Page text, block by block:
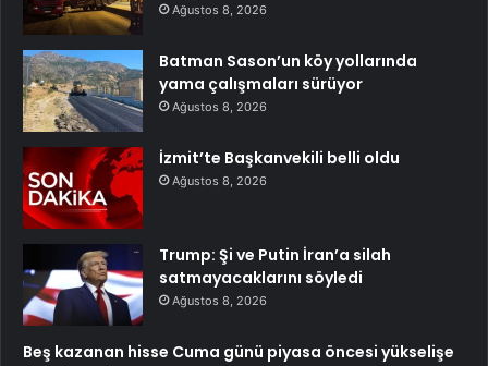
Ağustos 8, 2026
Batman Sason’un köy yollarında
yama çalışmaları sürüyor
Ağustos 8, 2026
İzmit’te Başkanvekili belli oldu
Ağustos 8, 2026
Trump: Şi ve Putin İran’a silah
satmayacaklarını söyledi
Ağustos 8, 2026
Beş kazanan hisse Cuma günü piyasa öncesi yükselişe